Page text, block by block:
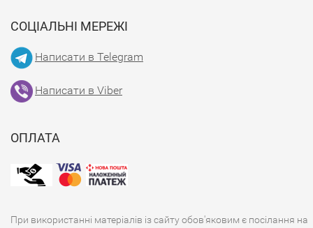
СОЦІАЛЬНІ МЕРЕЖІ
Написати в Telegram
Написати в Viber
ОПЛАТА
При використанні матеріалів із сайту обов'яковим є посілання на